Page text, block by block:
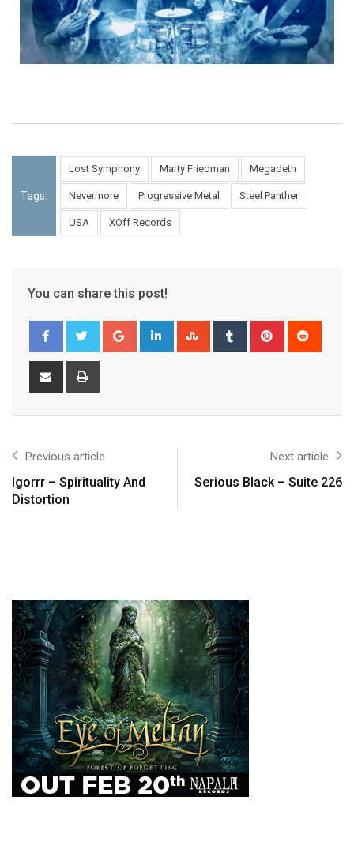
Tags:
Lost Symphony Marty Friedman Megadeth
Nevermore Progressive Metal Steel Panther
USA XOff Records
You can share this post!
Previous article
Igorrr – Spirituality And
Distortion
Next article
Serious Black – Suite 226